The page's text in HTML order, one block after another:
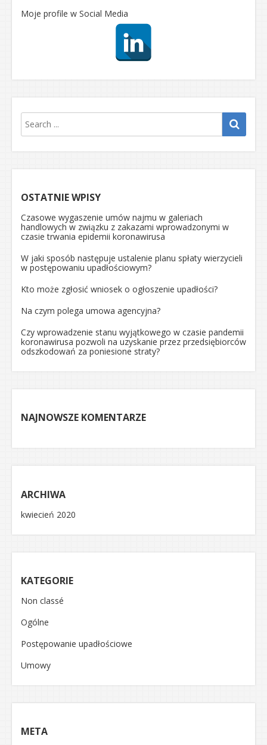
Moje profile w Social Media
OSTATNIE WPISY
Czasowe wygaszenie umów najmu w galeriach
handlowych w związku z zakazami wprowadzonymi w
czasie trwania epidemii koronawirusa
W jaki sposób następuje ustalenie planu spłaty wierzycieli
w postępowaniu upadłościowym?
Kto może zgłosić wniosek o ogłoszenie upadłości?
Na czym polega umowa agencyjna?
Czy wprowadzenie stanu wyjątkowego w czasie pandemii
koronawirusa pozwoli na uzyskanie przez przedsiębiorców
odszkodowań za poniesione straty?
NAJNOWSZE KOMENTARZE
ARCHIWA
kwiecień 2020
KATEGORIE
Non classé
Ogólne
Postępowanie upadłościowe
Umowy
META